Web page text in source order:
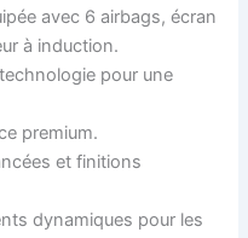
avec 6 airbags, écran
à induction.
pour une
premium.
et finitions
dynamiques pour les